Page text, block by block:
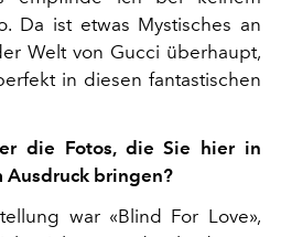
Da ist etwas Mystisches an
Welt von Gucci überhaupt,
in diesen fantastischen
die Fotos, die Sie hier in
Ausdruck bringen?
war «Blind For Love»,